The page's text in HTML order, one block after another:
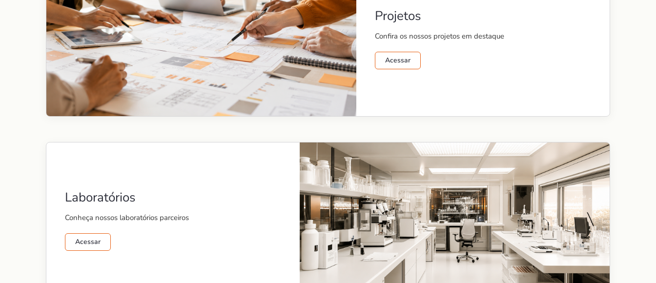
Projetos
Confira os nossos projetos em destaque
Acessar
Laboratórios
Conheça nossos laboratórios parceiros
Acessar